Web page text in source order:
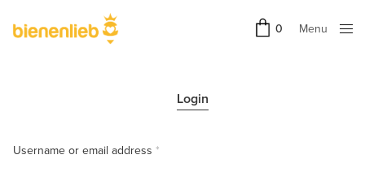
0
Menu
Login
Username or email address*